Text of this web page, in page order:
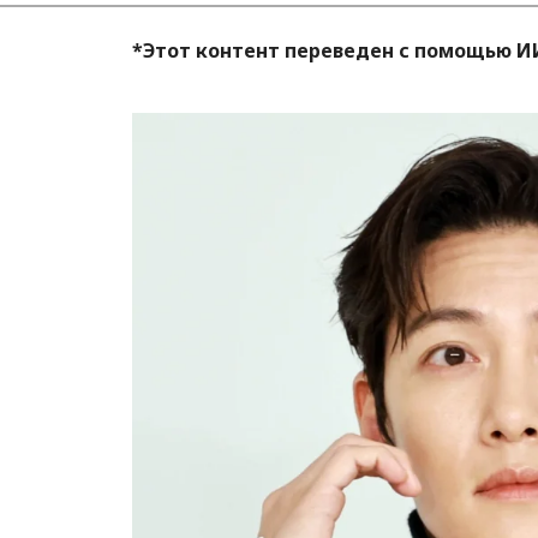
*Этот контент переведен с помощью